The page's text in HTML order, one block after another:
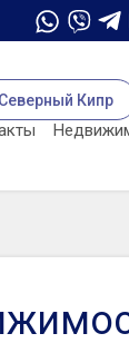
Северный Кипр